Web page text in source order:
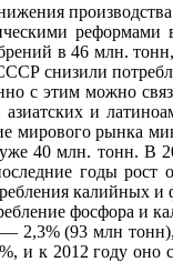
в 46 млн. тонн,
снизили
с этим можно
и
рынка
40 млн. тонн. В
годы рост
калийных
фосфора и
— 2,3% (93 млн
и к 2012 году